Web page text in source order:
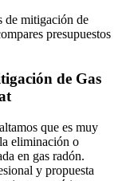
de mitigación de
presupuestos
de Gas
que es muy
eliminación o
en gas radón.
y propuesta